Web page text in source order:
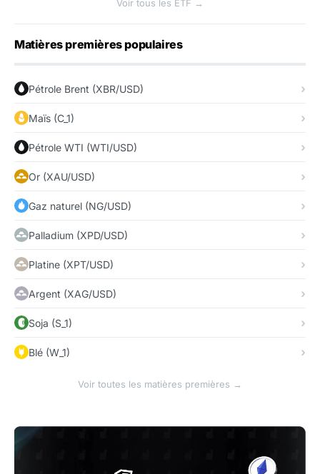
Voir tous les ETF →
Matières premières populaires
Pétrole Brent (XBR/USD)
Maïs (C_1)
Pétrole WTI (WTI/USD)
Or (XAU/USD)
Gaz naturel (NG/USD)
Palladium (XPD/USD)
Platine (XPT/USD)
Argent (XAG/USD)
Soja (S_1)
Blé (W_1)
Voir toutes les matières premières →